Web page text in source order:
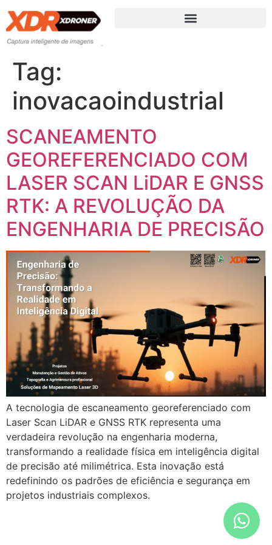
Tag:
inovacaoindustrial
SCANEAMENTO
GEOREFERENCIADO COM
LASER SCAN LiDAR E GNSS
RTK: A REVOLUÇÃO DA
ENGENHARIA DE PRECISÃO
A tecnologia de escaneamento georeferenciado com
Laser Scan LiDAR e GNSS RTK representa uma
verdadeira revolução na engenharia moderna,
transformando a realidade física em inteligência digital
de precisão até milimétrica. Esta inovação está
redefinindo os padrões de eficiência e segurança em
projetos industriais complexos.